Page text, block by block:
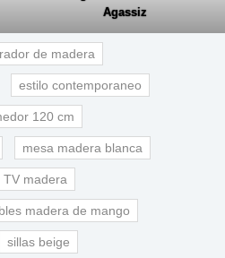
Agassiz
de madera
estilo contemporaneo
120 cm
mesa madera blanca
TV madera
madera de mango
sillas beige